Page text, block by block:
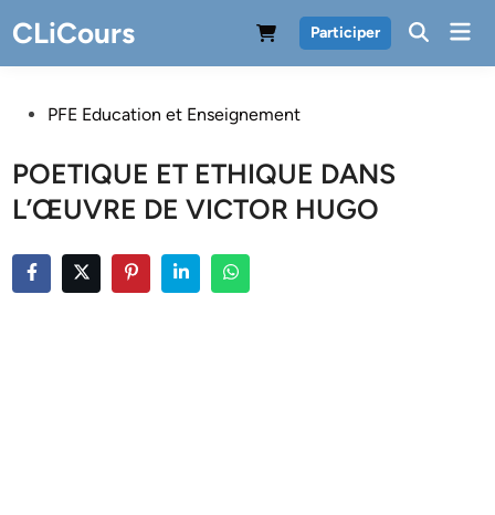
to
content
CLiCours Participer
PostedPFE Education et Enseignement
POETIQUE ET ETHIQUE DANS
L’ŒUVRE DE VICTOR HUGO